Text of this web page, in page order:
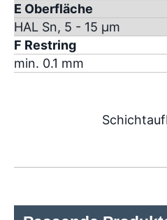
E Oberfläche
HAL Sn, 5 - 15 µm
F Restring
min. 0.1 mm